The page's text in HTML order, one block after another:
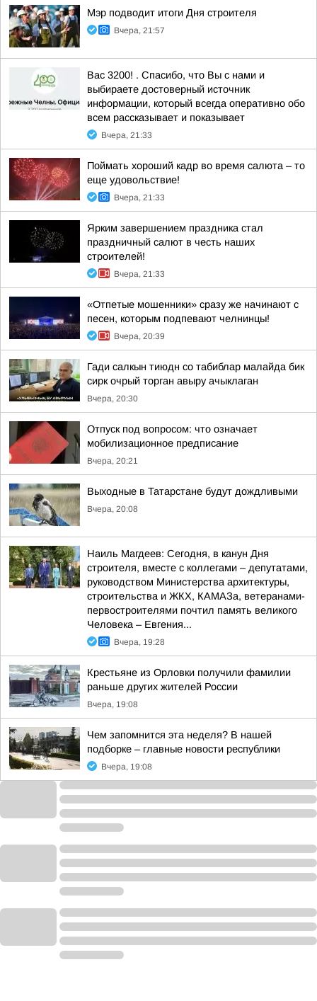
Мэр подводит итоги Дня строителя
Вчера, 21:57
Вас 3200! . Спасибо, что Вы с нами и
выбираете достоверный источник
информации, который всегда оперативно обо
всем рассказывает и показывает
Вчера, 21:33
Поймать хороший кадр во время салюта – то
еще удовольствие!
Вчера, 21:33
Ярким завершением праздника стал
праздничный салют в честь наших
строителей!
Вчера, 21:33
«Отпетые мошенники» сразу же начинают с
песен, которым подпевают челнинцы!
Вчера, 20:39
Гади салкын тиюдн со табиблар малайда бик
сирк очрый торган авыру ачыклаган
Вчера, 20:30
Отпуск под вопросом: что означает
мобилизационное предписание
Вчера, 20:21
Выходные в Татарстане будут дождливыми
Вчера, 20:08
Наиль Магдеев: Сегодня, в канун Дня
строителя, вместе с коллегами – депутатами,
руководством Министерства архитектуры,
строительства и ЖКХ, КАМАЗа, ветеранами-
первостроителями почтил память великого
Человека – Евгения...
Вчера, 19:28
Крестьяне из Орловки получили фамилии
раньше других жителей России
Вчера, 19:08
Чем запомнится эта неделя? В нашей
подборке – главные новости республики
Вчера, 19:08